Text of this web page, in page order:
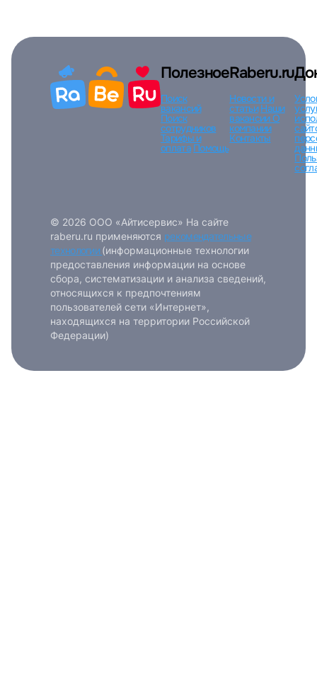
Вход по коду Забыли
Полезное
Поиск
вакансий
Поиск
сотрудников
Тарифы и
оплата Помощь
Raberu.ru
Новости и
статьи Наши
вакансииО
компании
Контакты
© 2026 ООО «Айтисервис» На сайте
raberu.ru применяются рекомендательные
технологии (информационные технологии
предоставления информации на основе
сбора, систематизации и анализа сведений,
относящихся к предпочтениям
пользователей сети «Интернет»,
находящихся на территории Российской
Федерации)